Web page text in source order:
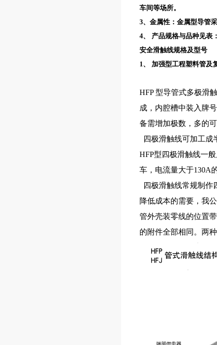
车间等场所。
3、金属性：金属型导管
4、 产品规格与品种见表
安全滑触线规格及型号
1、 加强型工程塑料管及
HFP 型导管式多极滑
成，内腔槽中装入牌
备需增加极数，多的
四极滑触线可加工成
HFP型四极滑触线一
车，电流量大于130A
四极滑触线常规制作
降低成本的需要，我
管外壳装零线的位置
的附件全部相同。两